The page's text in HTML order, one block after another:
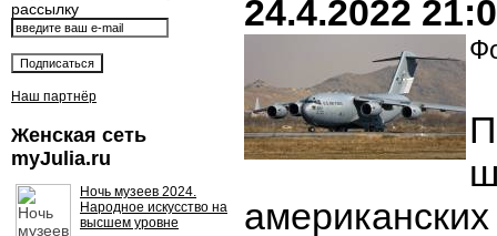
рассылку
Наш партнёр
Женская сеть
myJulia.ru
Ночь музеев 2024.
Народное искусство на
высшем уровне
24.4.2022